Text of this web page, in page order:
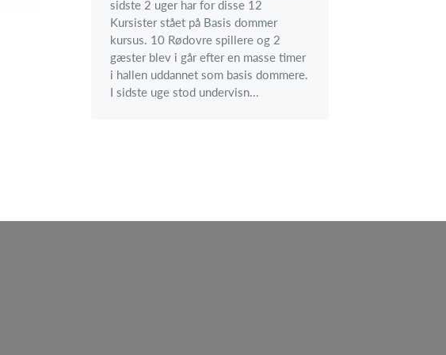
sidste 2 uger har for disse 12
Kursister stået på Basis dommer
kursus. 10 Rødovre spillere og 2
gæster blev i går efter en masse timer
i hallen uddannet som basis dommere.
I sidste uge stod undervisn...